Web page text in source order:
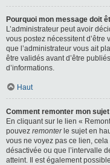
Pourquoi mon message doit
L’administrateur peut avoir
vous postez nécessitent d’être
que l’administrateur vous ait
être validés avant d’être
d’informations.
Haut
Comment remonter mon
En cliquant sur le lien «
pouvez remonterle sujet en
vous ne voyez pas ce lien,
désactivée ou que l’intervalle
atteint. Il est également